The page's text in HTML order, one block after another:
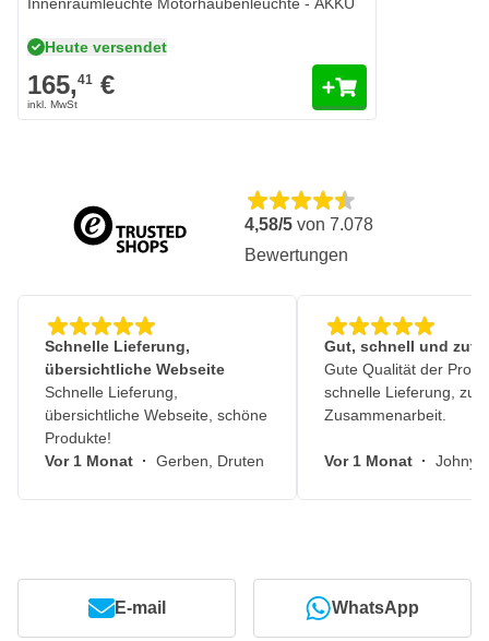
Innenraumleuchte Motorhaubenleuchte - AKKU
Heute versendet
165,41 €
4,58/5 von 7.078
Bewertungen
Schnelle Lieferung,
übersichtliche Webseite
Schnelle Lieferung,
übersichtliche Webseite, schöne
Produkte!
Vor 1 Monat · Gerben, Druten
Gut, schnell und
Gute Qualität der
schnelle Lieferung,
Zusammenarbeit.
Vor 1 Monat · Johny,
E-mail WhatsApp